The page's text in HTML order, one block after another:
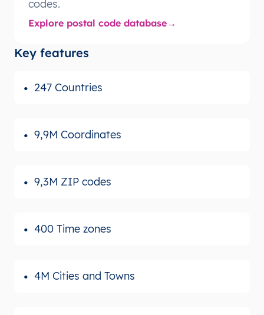
codes.
Explore postal code database
Key features
247 Countries
9,9M Coordinates
9,3M ZIP codes
400 Time zones
4M Cities and Towns